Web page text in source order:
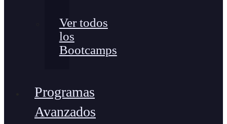
Ver todos
los
Bootcamps
Programas
Avanzados